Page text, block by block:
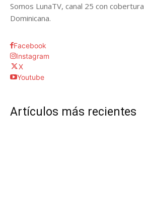
Somos LunaTV, canal 25 con
Dominicana.
Facebook
Instagram
X
Youtube
Artículos más recientes